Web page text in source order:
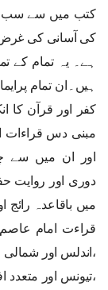
کتب میں سے سب
کی آسانی کی
ہے۔ یہ تمام کے
ہیں۔ان تمام
کفر اور قرآن کا
مبنی دس قراءات
اور ان میں سے
دوری اور
میں باقاعدہ رائج
قراءت امام
،اندلس اور شمالی
،تیونس اور